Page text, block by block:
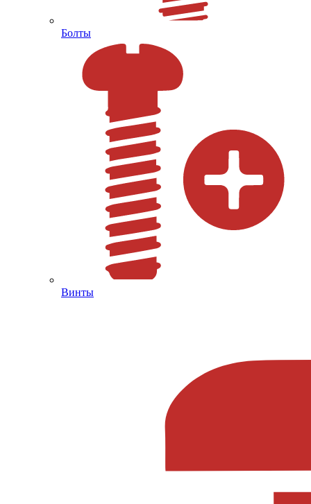
Болты
Винты